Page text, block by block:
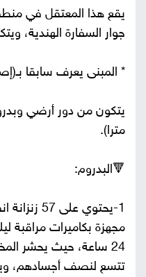
يقع هذا المعتقل في
جوار السفارة الهندية،
* المبنى يعرف سابقا
مترا).
🔻البدروم:
1-يحتوي
مجهزة بكاميرات مراقبة
24 ساعة، حيث يحشر
تتسع لنصف أجسادهم،